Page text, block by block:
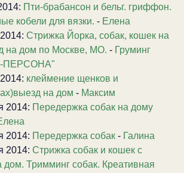
Пти-брабансон и бельг. гриффон.
кобели для вязки. - Елена
Стрижка Йорка, собак, кошек на
на дом по Москве, МО. - Груминг
ПЕРСОНА"
клеймение щенков и
на дом - Максим
2014: Передержка собак на дому
2014: Передержка собак - Галина
2014: Стрижка собак и кошек с
дом. Тримминг собак. Креативная